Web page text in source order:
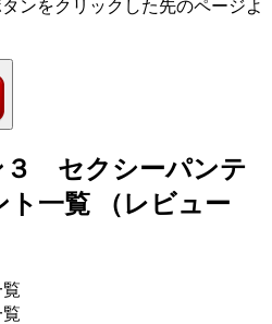
ンをクリックした先のページよ
３ セクシーパンテ
ト一覧 （レビュー